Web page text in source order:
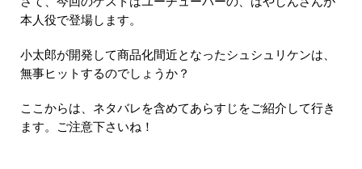
本人役で登場します。
小太郎が開発して商品化間近となったシュシュリケンは、
無事ヒットするのでしょうか？
ここからは、ネタバレを含めてあらすじをご紹介して行き
ます。ご注意下さいね！